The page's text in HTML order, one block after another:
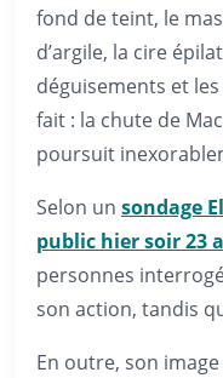
fond de teint, le
d’argile, la cire
déguisements et
fait : la chute de
poursuit
Selon un sondage
public hier soir 23
personnes
son action, tandis
En outre, son